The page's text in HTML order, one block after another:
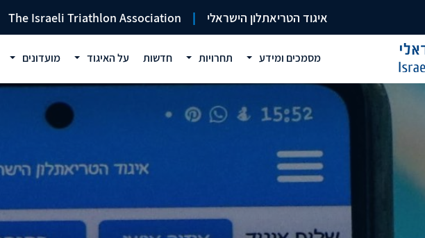
איגוד הטריאתלון הישראלי |
The Israeli Triathlon Association
מסמכים ומידע תחרויות חדשות על האיגוד מועדונים